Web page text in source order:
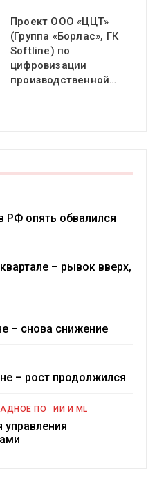
Проект ООО «ЦЦТ»
(Группа «Борлас», ГК
Softline) по
цифровизации
производственной…
РФ опять обвалился
– рывок вверх,
– снова снижение
– рост продолжился
ПО ИИ И ML